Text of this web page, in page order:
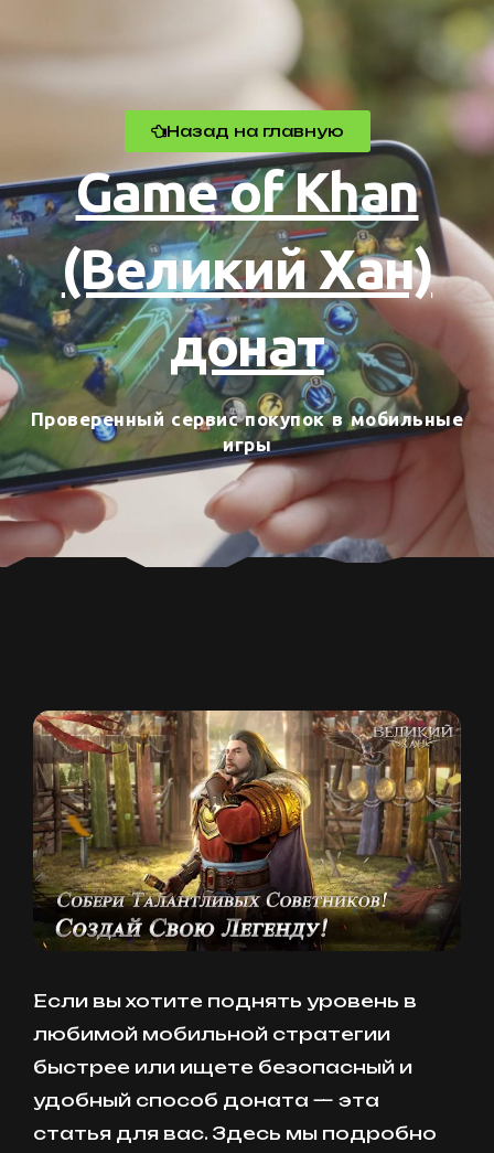
Назад на главную
Game of Khan
(Великий Хан)
донат
Проверенный сервис покупок в мобильные
игры
Если вы хотите поднять уровень в
любимой мобильной стратегии
быстрее или ищете безопасный и
удобный способ доната — эта
статья для вас. Здесь мы подробно